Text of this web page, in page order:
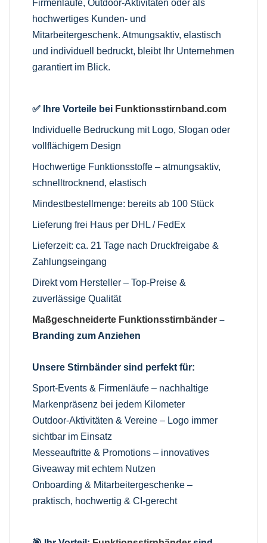
Firmenläufe, Outdoor-Aktivitäten oder als
hochwertiges Kunden- und
Mitarbeitergeschenk. Atmungsaktiv, elastisch
und individuell bedruckt, bleibt Ihr Unternehmen
garantiert im Blick.
✅ Ihre Vorteile bei Funktionsstirnband.com
Individuelle Bedruckung mit Logo, Slogan oder
vollflächigem Design
Hochwertige Funktionsstoffe – atmungsaktiv,
schnelltrocknend, elastisch
Mindestbestellmenge: bereits ab 100 Stück
Lieferung frei Haus per DHL / FedEx
Lieferzeit: ca. 21 Tage nach Druckfreigabe &
Zahlungseingang
Direkt vom Hersteller – Top-Preise &
zuverlässige Qualität
Maßgeschneiderte Funktionsstirnbänder –
Branding zum Anziehen
Unsere Stirnbänder sind perfekt für:
Sport-Events & Firmenläufe – nachhaltige
Markenpräsenz bei jedem Kilometer
Outdoor-Aktivitäten & Vereine – Logo immer
sichtbar im Einsatz
Messeauftritte & Promotions – innovatives
Giveaway mit echtem Nutzen
Onboarding & Mitarbeitergeschenke –
praktisch, hochwertig & CI-gerecht